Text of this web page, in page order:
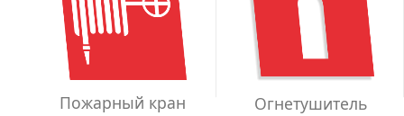
Пожарный кран Огнетушитель